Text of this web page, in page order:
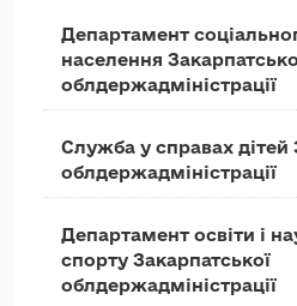
Департамент
населення
облдержадміністрації
Служба у справах дітей
облдержадміністрації
Департамент освіти і
спорту Закарпатської
облдержадміністрації